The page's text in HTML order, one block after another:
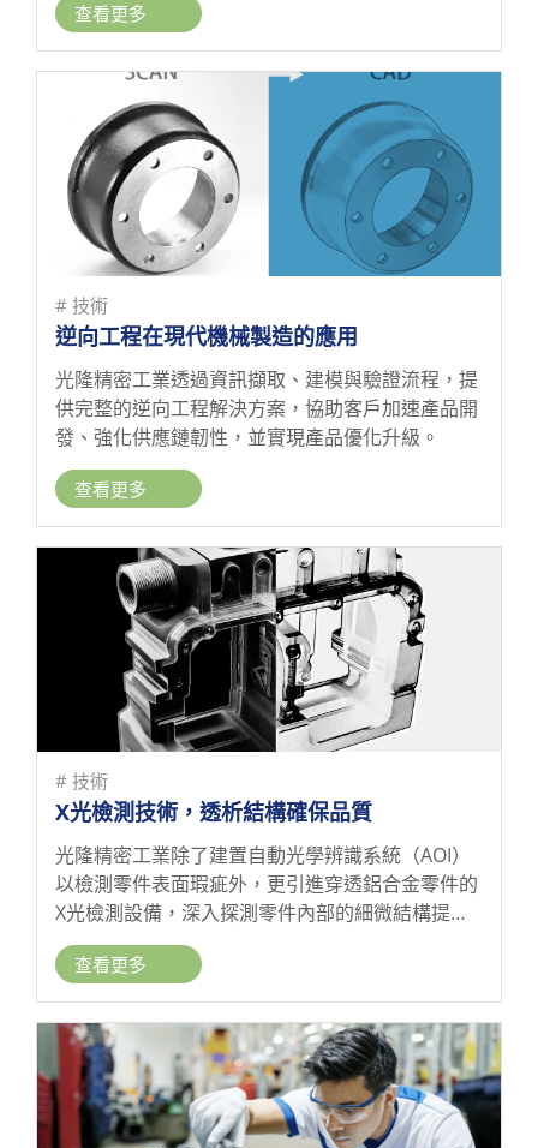
優異的低碳鋼、強韌平衡的中碳鋼、硬度最佳的高
碳鋼，或具吸震能力的灰口鑄鐵、高強度的球墨鑄
鐵，都在現代工業中扮演著不可替代的角色...
查看更多
# 技術
逆向工程在現代機械製造的應用
光隆精密工業透過資訊擷取、建模與驗證流程，提
供完整的逆向工程解決方案，協助客戶加速產品開
發、強化供應鏈韌性，並實現產品優化升級。
查看更多
# 技術
X光檢測技術，透析結構確保品質
光隆精密工業除了建置自動光學辨識系統（AOI）
以檢測零件表面瑕疵外，更引進穿透鋁合金零件的
X光檢測設備，深入探測零件內部的細微結構提供
全方位的非破壞性檢測服務，確保零件品質達到最
高標準。
查看更多